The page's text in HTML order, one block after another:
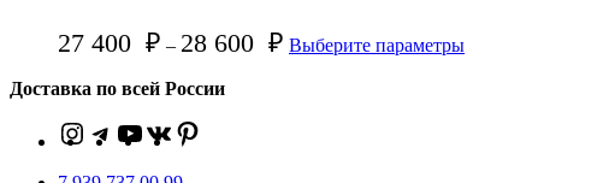
27 400 ₽ – 28 600 ₽ Выберите параметры
Доставка по всей России